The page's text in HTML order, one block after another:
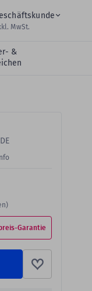
MwSt.
&
Garantie